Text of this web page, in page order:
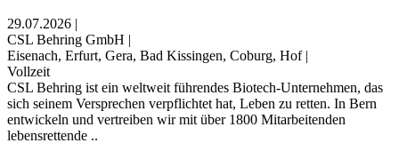
29.07.2026 |
CSL Behring GmbH |
Eisenach, Erfurt, Gera, Bad Kissingen, Coburg, Hof |
Vollzeit
CSL Behring ist ein weltweit führendes Biotech-Unternehmen, das
sich seinem Versprechen verpflichtet hat, Leben zu retten. In Bern
entwickeln und vertreiben wir mit über 1800 Mitarbeitenden
lebensrettende ..